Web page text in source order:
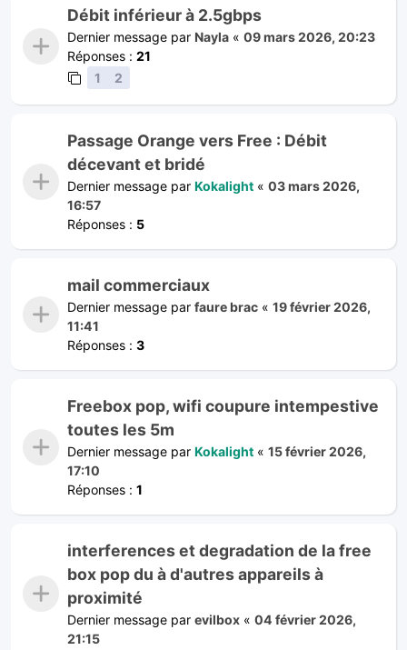
Débit inférieur à 2.5gbps
Dernier message par Nayla « 09 mars 2026, 20:23
Réponses : 21
1
2
Passage Orange vers Free : Débit
décevant et bridé
Dernier message par Kokalight « 03 mars 2026,
16:57
Réponses : 5
mail commerciaux
Dernier message par faure brac « 19 février 2026,
11:41
Réponses : 3
Freebox pop, wifi coupure intempestive
toutes les 5m
Dernier message par Kokalight « 15 février 2026,
17:10
Réponses : 1
interferences et degradation de la free
box pop du à d'autres appareils à
proximité
Dernier message par evilbox « 04 février 2026,
21:15